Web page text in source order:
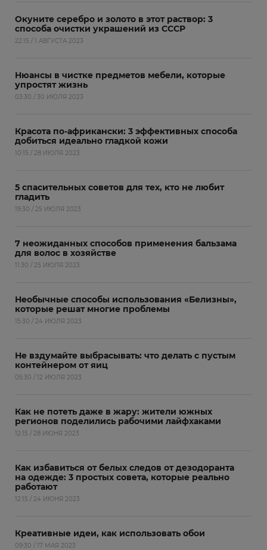
Окуните серебро и золото в этот раствор: 3
способа очистки украшений из СССР
22:15 / 1 АВГУСТА 2023
Нюансы в чистке предметов мебели, которые
упростят жизнь
03:30 / 30 ИЮЛЯ 2023
Красота по-африкански: 3 эффективных способа
добиться идеально гладкой кожи
10:15 / 28 ИЮЛЯ 2023
5 спасительных советов для тех, кто не любит
гладить
19:30 / 25 ИЮЛЯ 2023
7 неожиданных способов применения бальзама
для волос в хозяйстве
11:30 / 25 ИЮЛЯ 2023
Необычные способы использования «Белизны»,
которые решат многие проблемы
15:30 / 24 ИЮЛЯ 2023
Не вздумайте выбрасывать: что делать с пустым
контейнером от яиц
05:30 / 12 ИЮЛЯ 2023
Как не потеть даже в жару: жители южных
регионов поделились рабочими лайфхаками
12:15 / 28 ИЮНЯ 2023
Как избавиться от белых следов от дезодоранта
на одежде: 3 простых совета, которые реально
работают
12:15 / 24 ИЮНЯ 2023
Креативные идеи, как использовать обои
09:30 / 17 МАЯ 2023